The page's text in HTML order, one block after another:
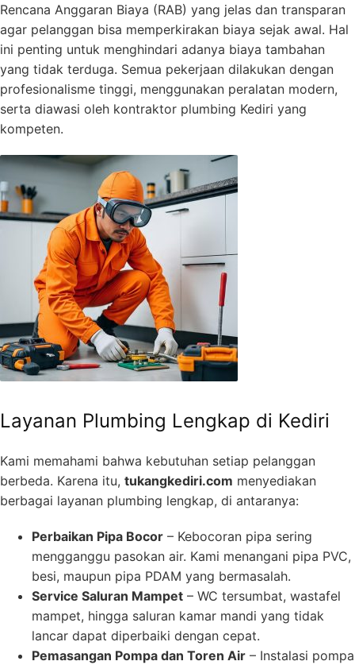
Rencana Anggaran Biaya (RAB) yang jelas dan transparan
agar pelanggan bisa memperkirakan biaya sejak awal. Hal
ini penting untuk menghindari adanya biaya tambahan
yang tidak terduga. Semua pekerjaan dilakukan dengan
profesionalisme tinggi, menggunakan peralatan modern,
serta diawasi oleh kontraktor plumbing Kediri yang
kompeten.
Layanan Plumbing Lengkap di Kediri
Kami memahami bahwa kebutuhan setiap pelanggan
berbeda. Karena itu, tukangkediri.com menyediakan
berbagai layanan plumbing lengkap, di antaranya:
Perbaikan Pipa Bocor – Kebocoran pipa sering
mengganggu pasokan air. Kami menangani pipa PVC,
besi, maupun pipa PDAM yang bermasalah.
Service Saluran Mampet – WC tersumbat, wastafel
mampet, hingga saluran kamar mandi yang tidak
lancar dapat diperbaiki dengan cepat.
Pemasangan Pompa dan Toren Air – Instalasi pompa